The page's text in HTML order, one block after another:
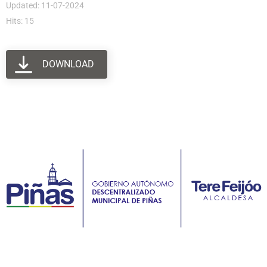
Updated: 11-07-2024
Hits: 15
DOWNLOAD